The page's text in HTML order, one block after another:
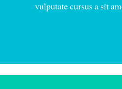
vulputate cursus a sit